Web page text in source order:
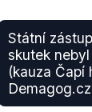
Státní
skutek
(kauza Čapí